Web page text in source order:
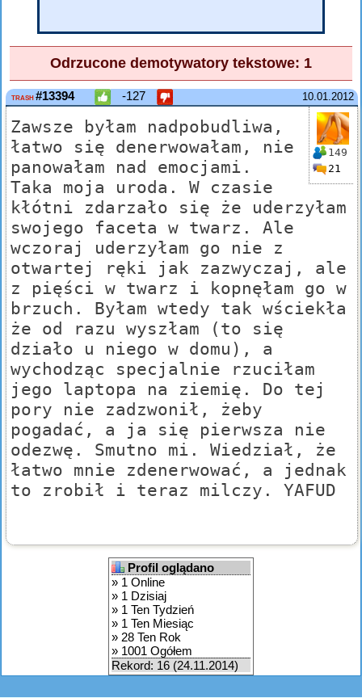
Odrzucone demotywatory tekstowe: 1
10.01.2012
TRASH #13394 -127
149
21
Zawsze byłam nadpobudliwa,
łatwo się denerwowałam, nie
panowałam nad emocjami.
Taka moja uroda. W czasie
kłótni zdarzało się że uderzyłam
swojego faceta w twarz. Ale
wczoraj uderzyłam go nie z
otwartej ręki jak zazwyczaj, ale
z pięści w twarz i kopnęłam go w
brzuch. Byłam wtedy tak wściekła
że od razu wyszłam (to się
działo u niego w domu), a
wychodząc specjalnie rzuciłam
jego laptopa na ziemię. Do tej
pory nie zadzwonił, żeby
pogadać, a ja się pierwsza nie
odezwę. Smutno mi. Wiedział, że
łatwo mnie zdenerwować, a jednak
to zrobił i teraz milczy. YAFUD
Profil oglądano
» 1 Online
» 1 Dzisiaj
» 1 Ten Tydzień
» 1 Ten Miesiąc
» 28 Ten Rok
» 1001 Ogółem
Rekord: 16 (24.11.2014)